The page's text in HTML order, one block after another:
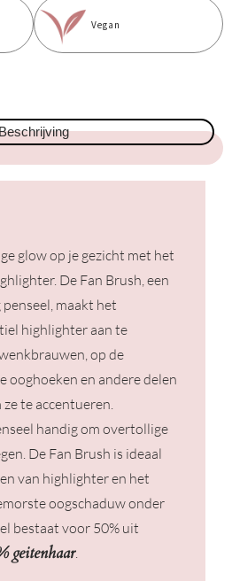
Vegan
glow op je gezicht met het
De Fan Brush, een
maakt het
highlighter aan te
op de
ooghoeken en andere delen
te accentueren.
handig om overtollige
De Fan Brush is ideaal
van highlighter en het
oogschaduw onder
bestaat voor 50% uit
geitenhaar.